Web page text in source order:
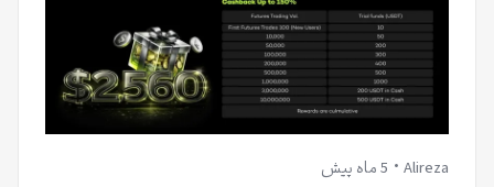
Alireza 5 ماه پیش